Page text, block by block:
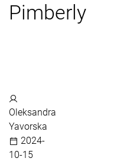
Pimberly
Oleksandra
Yavorska
2024-
10-15